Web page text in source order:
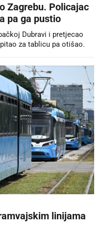
Zagrebu. Policajac
pa ga pustio
Dubravi i pretjecao
za tablicu pa otišao.
linijama